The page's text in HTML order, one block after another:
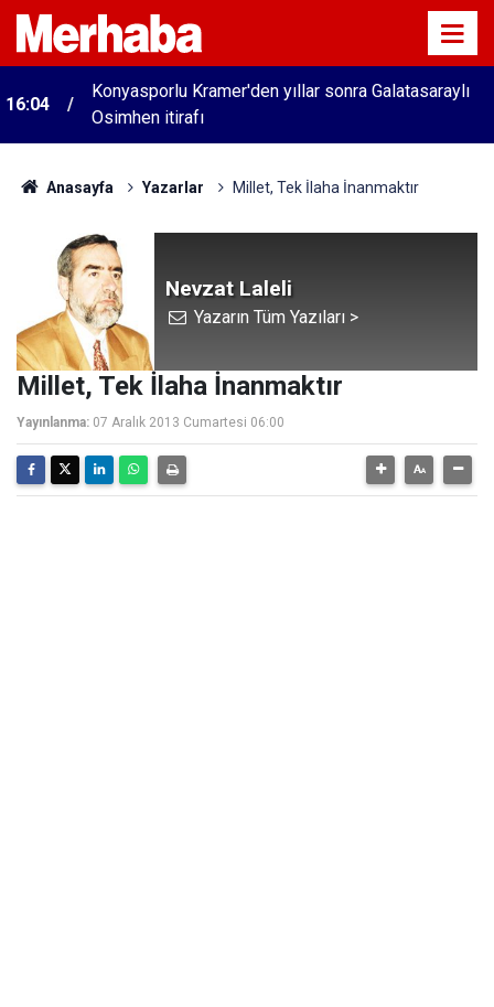
16:04
Konyasporlu Kramer'den yıllar sonra Galatasaraylı
Osimhen itirafı
Anasayfa Yazarlar Millet, Tek İlaha İnanmaktır
Nevzat Laleli
Yazarın Tüm Yazıları >
Millet, Tek İlaha İnanmaktır
Yayınlanma: 07 Aralık 2013 Cumartesi 06:00